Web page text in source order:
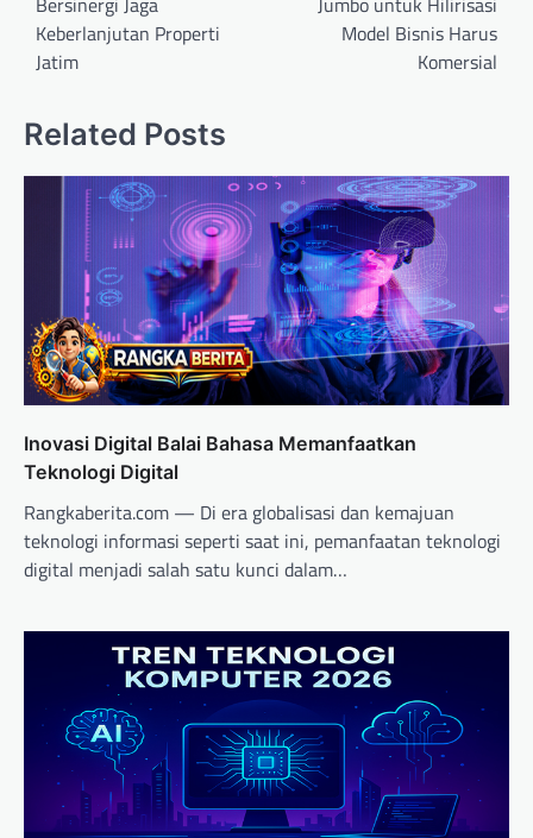
Keberlanjutan Properti
Jatim
Model Bisnis Harus
Komersial
Related Posts
Inovasi Digital Balai Bahasa Memanfaatkan
Teknologi Digital
Rangkaberita.com — Di era globalisasi dan kemajuan
teknologi informasi seperti saat ini, pemanfaatan teknologi
digital menjadi salah satu kunci dalam…